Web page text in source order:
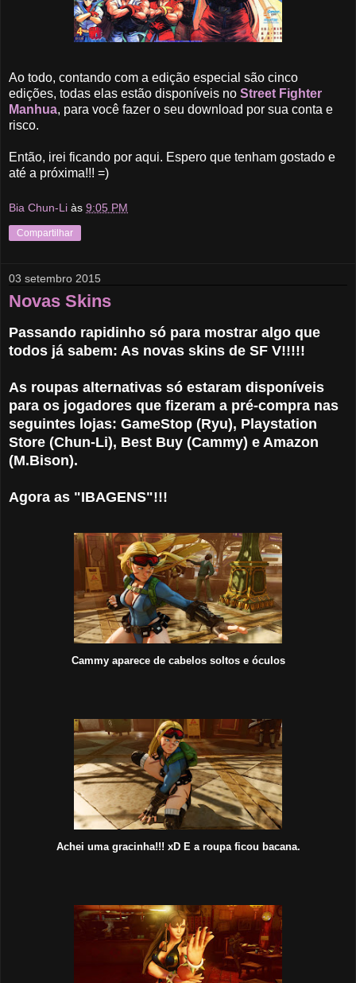
Ao todo, contando com a edição especial são cinco
edições, todas elas estão disponíveis no Street Fighter
Manhua, para você fazer o seu download por sua conta e
risco.
Então, irei ficando por aqui. Espero que tenham gostado e
até a próxima!!! =)
Bia Chun-Li às 9:05 PM
Compartilhar
03 setembro 2015
Novas Skins
Passando rapidinho só para mostrar algo que
todos já sabem: As novas skins de SF V!!!!!
As roupas alternativas só estaram disponíveis
para os jogadores que fizeram a pré-compra nas
seguintes lojas: GameStop (Ryu), Playstation
Store (Chun-Li), Best Buy (Cammy) e Amazon
(M.Bison).
Agora as "IBAGENS"!!!
Cammy aparece de cabelos soltos e óculos
Achei uma gracinha!!! xD E a roupa ficou bacana.